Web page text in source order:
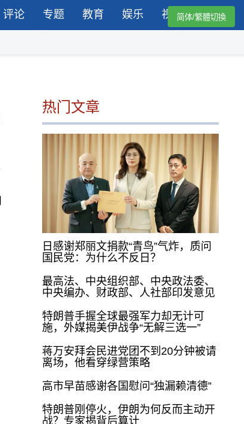
评论 专题 教育 娱乐 视频简体/繁體切換
热门文章
日感谢郑丽文捐款“青鸟”气炸，质问
国民党：为什么不反日？
最高法、中央组织部、中央政法委、
中央编办、财政部、人社部印发意见
特朗普手握全球最强军力却无计可
施，外媒揭美伊战争“无解三选一”
蒋万安拜会民进党团不到20分钟被请
离场，他看穿绿营策略
高市早苗感谢各国慰问“独漏赖清德”
特朗普刚停火，伊朗为何反而主动开
战？专家揭背后算计